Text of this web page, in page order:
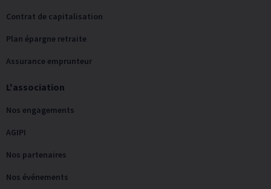
Contrat de capitalisation
Plan épargne retraite
Assurance emprunteur
L'association
Nos engagements
AGIPI
Nos partenaires
Nos événements